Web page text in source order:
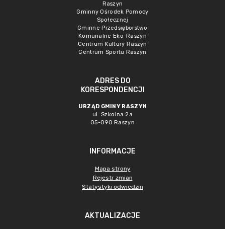
Raszyn
Gminny Ośrodek Pomocy
Społecznej
Gminne Przedsięborstwo
Komunalne Eko-Raszyn
Centrum Kultury Raszyn
Centrum Sportu Raszyn
ADRES DO
KORESPONDENCJI
URZĄD GMINY RASZYN
ul. Szkolna 2a
05-090 Raszyn
INFORMACJE
Mapa strony
Rejestr zmian
Statystyki odwiedzin
AKTUALIZACJE